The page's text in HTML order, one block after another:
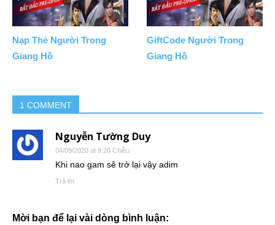
Nạp Thẻ Người Trong
Giang Hồ
GiftCode Người Trong
Giang Hồ
1 COMMENT
Nguyễn Tường Duy
04/09/2020 at 9:20 Chiều
Khi nao gam sẽ trở lại vậy adim
Trả lời
Mời bạn để lại vài dòng bình luận: